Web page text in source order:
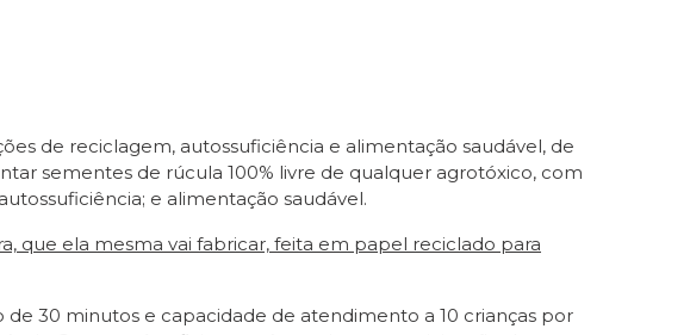
de reciclagem, autossuficiência e alimentação saudável, de
sementes de rúcula 100% livre de qualquer agrotóxico, com
e alimentação saudável.
que ela mesma vai fabricar, feita em papel reciclado para
de 30 minutos e capacidade de atendimento a 10 crianças por